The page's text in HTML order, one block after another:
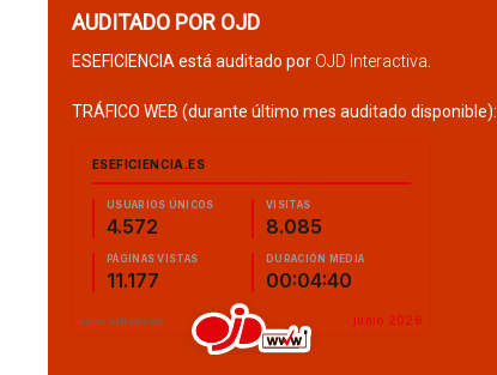
AUDITADO POR OJD
ESEFICIENCIA está auditado por OJD Interactiva
TRÁFICO WEB (durante último mes auditado disponible):